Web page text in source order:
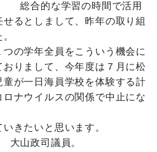
総合的な学習の時間で活用
るとしまして、昨年の取り組
の学年全員をこういう機会に
りまして、今年度は７月に松
が一日海員学校を体験する計
ナウイルスの関係で中止にな
きたいと思います。
山政司議員。